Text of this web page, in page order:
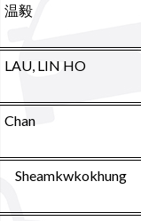
温毅
LAU, LIN HO
Chan
Sheamkwkokhung